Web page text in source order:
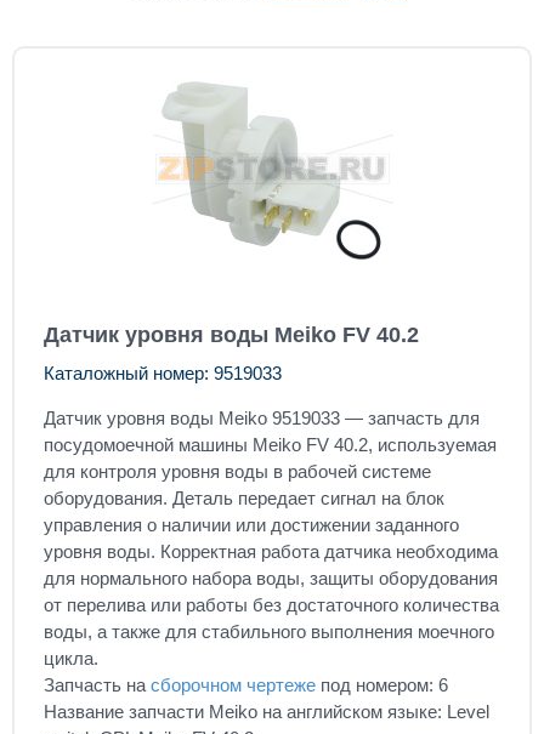
Датчик уровня воды Meiko FV 40.2
Каталожный номер: 9519033
Датчик уровня воды Meiko 9519033 — запчасть для
посудомоечной машины Meiko FV 40.2, используемая
для контроля уровня воды в рабочей системе
оборудования. Деталь передает сигнал на блок
управления о наличии или достижении заданного
уровня воды. Корректная работа датчика необходима
для нормального набора воды, защиты оборудования
от перелива или работы без достаточного количества
воды, а также для стабильного выполнения моечного
цикла.
Запчасть на сборочном чертеже под номером: 6
Название запчасти Meiko на английском языке: Level